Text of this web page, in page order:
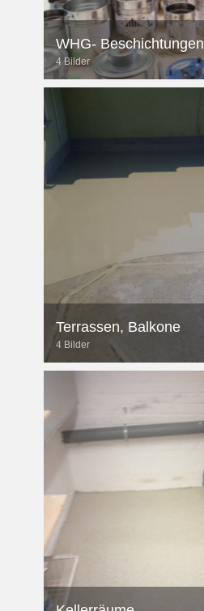
WHG- Beschichtungen
4 Bilder
Terrassen, Balkone
4 Bilder